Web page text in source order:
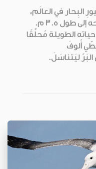
البِحار في العالَم،
ويُمكِنُ أن يَصِلَ باعُ جَناحه إلى طول 3.5 م.
الطويلة مُحلِّقًا
أُلوفَ
ليَتناسَلَ.